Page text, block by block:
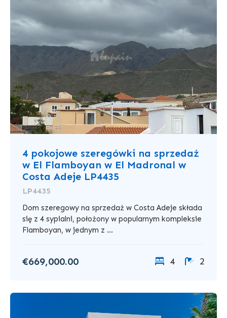
4 pokojowe szeregówki na sprzedaż
w El Flamboyan w El Madronal w
Costa Adeje LP4435
LP4435
Dom szeregowy na sprzedaż w Costa Adeje składa
się z 4 sypialni, położony w popularnym kompleksie
Flamboyan, w jednym z ...
€669,000.00 4 2